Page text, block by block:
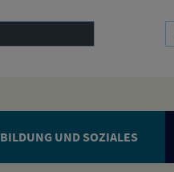
BILDUNG UND SOZIALES